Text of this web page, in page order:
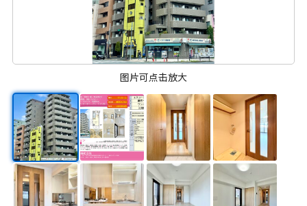
图片可点击放大